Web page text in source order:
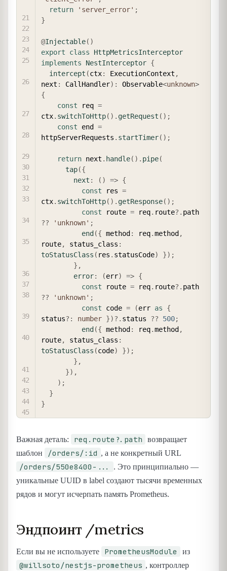
return
'server_error' ;
}
@Injectable( )
export
class
HttpMetricsInterceptor
implements
NestInterceptor {
intercept (ctx: ExecutionContext ,
next : CallHandler) : Observable<unknown>
{
const req =
ctx. switchToHttp( ) . getRequest ( ) ;
const end =
httpServerRequests . startTimer( ) ;
return next . handle( ) . pipe(
tap({
next : ( ) => {
const res =
ctx. switchToHttp( ) . getResponse( ) ;
const route = req. route?.
??
'unknown' ;
end({ method: req.method,
route, status_class :
toStatusClass ( res . statusCode) }) ;
} ,
error: (err) => {
const route = req. route?.
??
'unknown' ;
const code = (err as
{
status? : number })?. status ?? 500;
end({ method: req.method,
route, status_class :
toStatusClass (code) }) ;
} ,
}) ,
) ;
}
}
Важная деталь: req.route?.path
возвращает
шаблон
/orders/:id , а не конкретный URL
/orders/550e8400-...
. Это принципиально —
уникальные UUID в label создают тысячи временных
рядов и могут исчерпать память Prometheus.
Эндпоинт /metrics
Если вы не используете PrometheusModule из
@willsoto/nestjs-prometheus , контроллер